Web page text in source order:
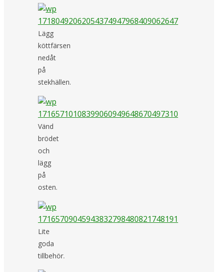
Lägg
köttfärsen
nedåt
på
stekhällen.
Vänd
brödet
och
lägg
på
osten.
Lite
goda
tillbehör.